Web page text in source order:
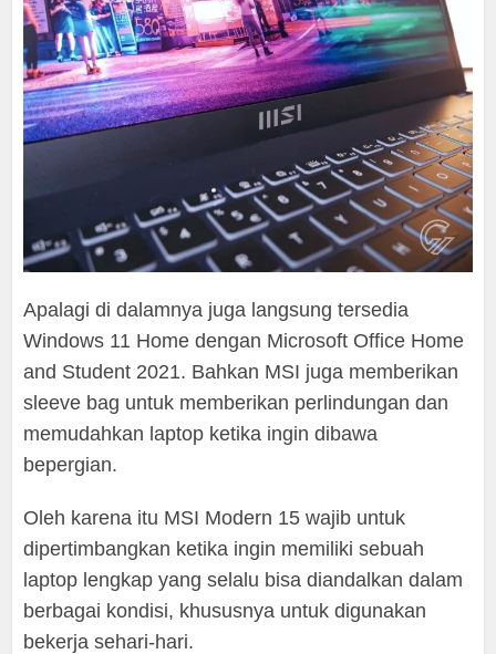
Apalagi di dalamnya juga langsung tersedia
Windows 11 Home dengan Microsoft Office Home
and Student 2021. Bahkan MSI juga memberikan
sleeve bag untuk memberikan perlindungan dan
memudahkan laptop ketika ingin dibawa
bepergian.
Oleh karena itu MSI Modern 15 wajib untuk
dipertimbangkan ketika ingin memiliki sebuah
laptop lengkap yang selalu bisa diandalkan dalam
berbagai kondisi, khususnya untuk digunakan
bekerja sehari-hari.